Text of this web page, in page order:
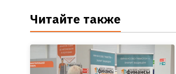
Читайте также